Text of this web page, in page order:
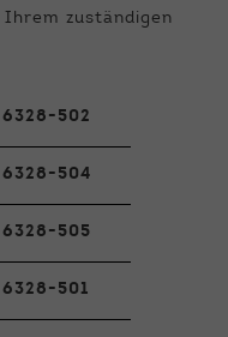
zuständigen
502
504
505
501
externe